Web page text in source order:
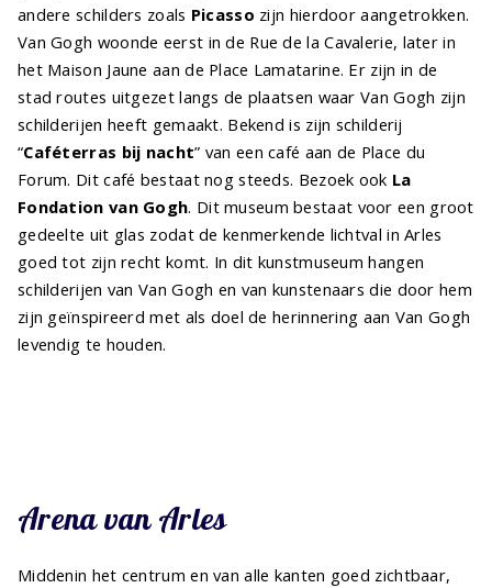
andere schilders zoals Picasso zijn hierdoor aangetrokken.
Van Gogh woonde eerst in de Rue de la Cavalerie, later in
het Maison Jaune aan de Place Lamatarine. Er zijn in de
stad routes uitgezet langs de plaatsen waar Van Gogh zijn
schilderijen heeft gemaakt. Bekend is zijn schilderij
“Caféterras bij nacht” van een café aan de Place du
Forum. Dit café bestaat nog steeds. Bezoek ook La
Fondation van Gogh. Dit museum bestaat voor een groot
gedeelte uit glas zodat de kenmerkende lichtval in Arles
goed tot zijn recht komt. In dit kunstmuseum hangen
schilderijen van Van Gogh en van kunstenaars die door hem
zijn geïnspireerd met als doel de herinnering aan Van Gogh
levendig te houden.
Arena van Arles
Middenin het centrum en van alle kanten goed zichtbaar,